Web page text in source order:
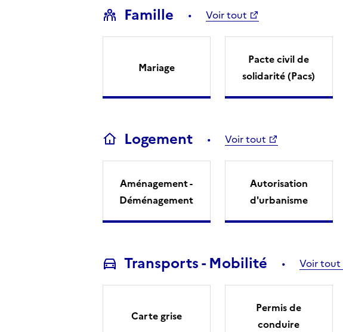
Famille Voir tout
Mariage
Pacte civil de
solidarité (Pacs)
Logement Voir tout
Aménagement -
Déménagement
Autorisation
d'urbanisme
Transports - Mobilité Voir tout
Carte grise
Permis de
conduire